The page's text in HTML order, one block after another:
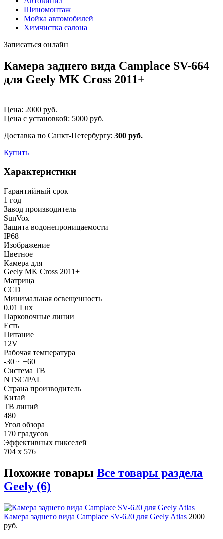
Шиномонтаж
Мойка автомобилей
Химчистка салона
Записаться онлайн
Камера заднего вида Camplace SV-664
для Geely MK Cross 2011+
Цена: 2000 руб.
Цена с установкой: 5000 руб.
Доставка по Санкт-Петербургу: 300 руб.
Купить
Характеристики
Гарантийный срок
1 год
Завод производитель
SunVox
Защита водонепроницаемости
IP68
Изображение
Цветное
Камера для
Geely MK Cross 2011+
Матрица
CCD
Минимальная освещенность
0.01 Lux
Парковочные линии
Есть
Питание
12V
Рабочая температура
-30 ~ +60
Система ТВ
NTSC/PAL
Страна производитель
Китай
ТВ линий
480
Угол обзора
170 градусов
Эффективных пикселей
704 x 576
Похожие товары Все товары раздела
Geely (6)
Камера заднего вида Camplace SV-620 для Geely Atlas 2000
руб.